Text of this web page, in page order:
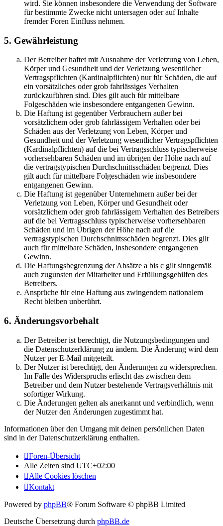
wird. Sie können insbesondere die Verwendung der Software
für bestimmte Zwecke nicht untersagen oder auf Inhalte
fremder Foren Einfluss nehmen.
5. Gewährleistung
Der Betreiber haftet mit Ausnahme der Verletzung von Leben,
Körper und Gesundheit und der Verletzung wesentlicher
Vertragspflichten (Kardinalpflichten) nur für Schäden, die auf
ein vorsätzliches oder grob fahrlässiges Verhalten
zurückzuführen sind. Dies gilt auch für mittelbare
Folgeschäden wie insbesondere entgangenen Gewinn.
Die Haftung ist gegenüber Verbrauchern außer bei
vorsätzlichem oder grob fahrlässigem Verhalten oder bei
Schäden aus der Verletzung von Leben, Körper und
Gesundheit und der Verletzung wesentlicher Vertragspflichten
(Kardinalpflichten) auf die bei Vertragsschluss typischerweise
vorhersehbaren Schäden und im übrigen der Höhe nach auf
die vertragstypischen Durchschnittsschäden begrenzt. Dies
gilt auch für mittelbare Folgeschäden wie insbesondere
entgangenen Gewinn.
Die Haftung ist gegenüber Unternehmern außer bei der
Verletzung von Leben, Körper und Gesundheit oder
vorsätzlichem oder grob fahrlässigem Verhalten des Betreibers
auf die bei Vertragsschluss typischerweise vorhersehbaren
Schäden und im Übrigen der Höhe nach auf die
vertragstypischen Durchschnittsschäden begrenzt. Dies gilt
auch für mittelbare Schäden, insbesondere entgangenen
Gewinn.
Die Haftungsbegrenzung der Absätze a bis c gilt sinngemäß
auch zugunsten der Mitarbeiter und Erfüllungsgehilfen des
Betreibers.
Ansprüche für eine Haftung aus zwingendem nationalem
Recht bleiben unberührt.
6. Änderungsvorbehalt
Der Betreiber ist berechtigt, die Nutzungsbedingungen und
die Datenschutzerklärung zu ändern. Die Änderung wird dem
Nutzer per E-Mail mitgeteilt.
Der Nutzer ist berechtigt, den Änderungen zu widersprechen.
Im Falle des Widerspruchs erlischt das zwischen dem
Betreiber und dem Nutzer bestehende Vertragsverhältnis mit
sofortiger Wirkung.
Die Änderungen gelten als anerkannt und verbindlich, wenn
der Nutzer den Änderungen zugestimmt hat.
Informationen über den Umgang mit deinen persönlichen Daten
sind in der Datenschutzerklärung enthalten.
Foren-Übersicht
Alle Zeiten sind UTC+02:00
Alle Cookies löschen
Kontakt
Powered by phpBB® Forum Software © phpBB Limited
Deutsche Übersetzung durch phpBB.de